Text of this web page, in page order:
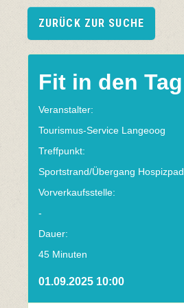
ZURÜCK ZUR SUCHE
Fit in den Tag
Veranstalter:
Tourismus-Service Langeoog
Treffpunkt:
Sportstrand/Übergang Hospizpad
Vorverkaufsstelle:
-
Dauer:
45 Minuten
01.09.2025 10:00